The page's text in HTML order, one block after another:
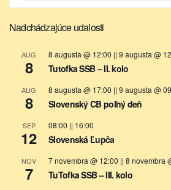
Nadchádzajúce udalosti
AUG
8
8 augusta @ 12:00 || 9 augusta @
Tutofka SSB – II. kolo
AUG
8
8 augusta @ 17:00 || 9 augusta @
Slovenský CB poľný deň
SEP
12
08:00 || 16:00
Slovenská Ľupča
NOV
7
7 novembra @ 12:00 || 8 novembra
TuTofka SSB – III. kolo